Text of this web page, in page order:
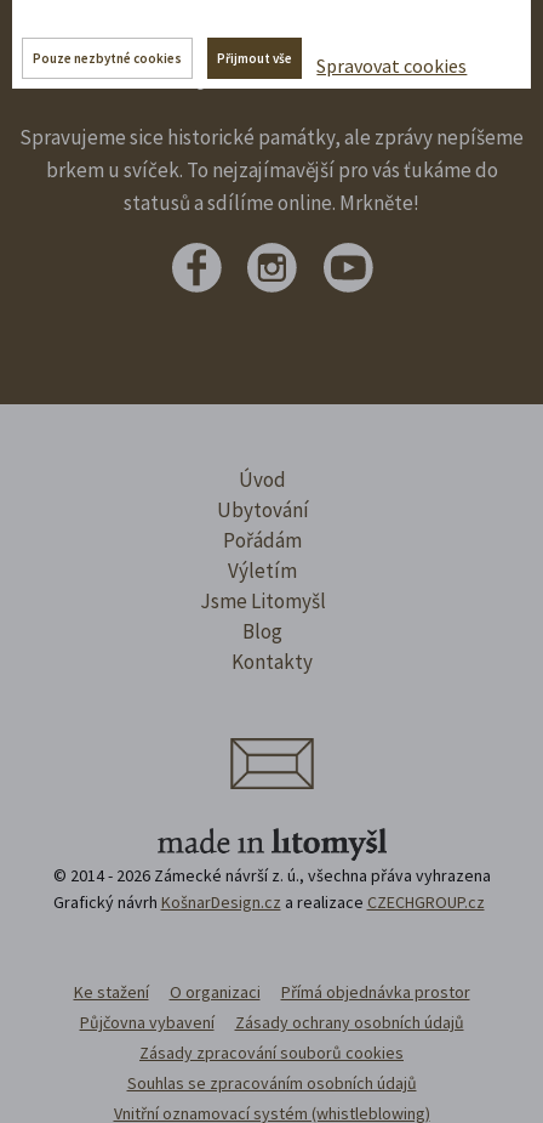
Sledujte nás na sítích!
Spravujeme sice historické památky, ale zprávy nepíšeme
brkem u svíček. To nejzajímavější pro vás ťukáme do
statusů a sdílíme online. Mrkněte!
Úvod
Ubytování
Pořádám
Výletím
Jsme Litomyšl
Blog
Kontakty
© 2014 - 2026 Zámecké návrší z. ú., všechna přáva vyhrazena
Grafický návrh KošnarDesign.cz a realizace CZECHGROUP.cz
Ke stažení O organizaci
Přímá objednávka prostor
Půjčovna vybavení
Zásady ochrany osobních údajů
Zásady zpracování souborů cookies
Souhlas se zpracováním osobních údajů
Vnitřní oznamovací systém (whistleblowing)
Pouze nezbytné cookies Přijmout vše Spravovat cookies